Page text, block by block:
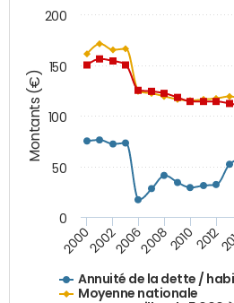
Montants (€)
Annuité de la dette /
Moyenne nationale
200020022006200820102012
0
50
100
150
200